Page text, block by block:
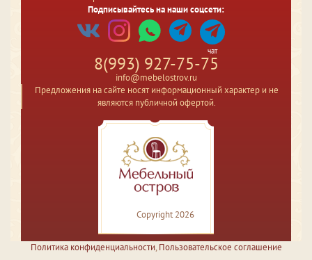
Подписывайтесь на наши соцсети:
чат
8(993) 927-75-75
info@mebelostrov.ru
Предложения на сайте носят информационный характер и не
являются публичной офертой.
Copyright 2026
Политика конфиденциальности, Пользовательское соглашение